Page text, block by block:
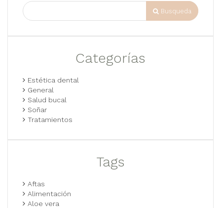
Busqueda
Categorías
Estética dental
General
Salud bucal
Soñar
Tratamientos
Tags
Aftas
Alimentación
Aloe vera